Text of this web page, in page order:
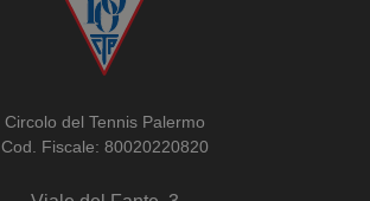
Circolo del Tennis Palermo
Cod. Fiscale: 80020220820